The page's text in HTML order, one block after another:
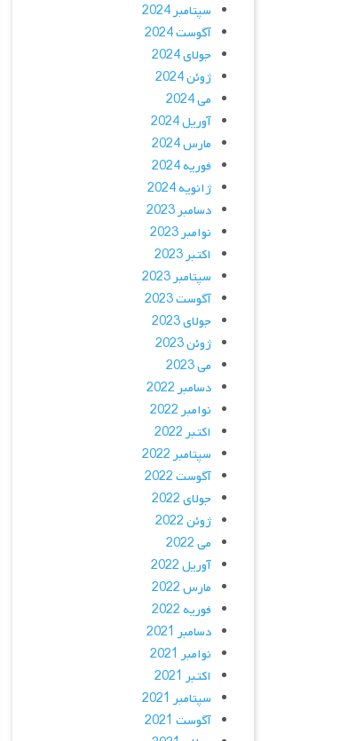
سپتامبر 2024
آگوست 2024
جولای 2024
ژوئن 2024
می 2024
آوریل 2024
مارس 2024
فوریه 2024
ژانویه 2024
دسامبر 2023
نوامبر 2023
اکتبر 2023
سپتامبر 2023
آگوست 2023
جولای 2023
ژوئن 2023
می 2023
دسامبر 2022
نوامبر 2022
اکتبر 2022
سپتامبر 2022
آگوست 2022
جولای 2022
ژوئن 2022
می 2022
آوریل 2022
مارس 2022
فوریه 2022
دسامبر 2021
نوامبر 2021
اکتبر 2021
سپتامبر 2021
آگوست 2021